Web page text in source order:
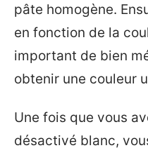
pâte homogène.
en fonction de la
important de bien
obtenir une couleur
Une fois que vous
désactivé blanc,